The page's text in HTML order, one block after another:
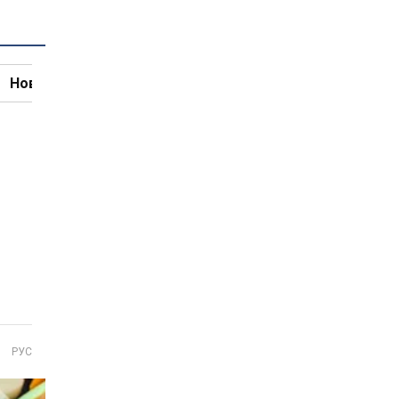
Новини кулінарії
РУС